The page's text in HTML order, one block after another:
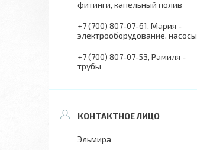
фитинги, капельный полив
+7 (700) 807-07-61 Мария -
электрооборудование, насосы
+7 (700) 807-07-53 Рамиля -
трубы
Эльмира